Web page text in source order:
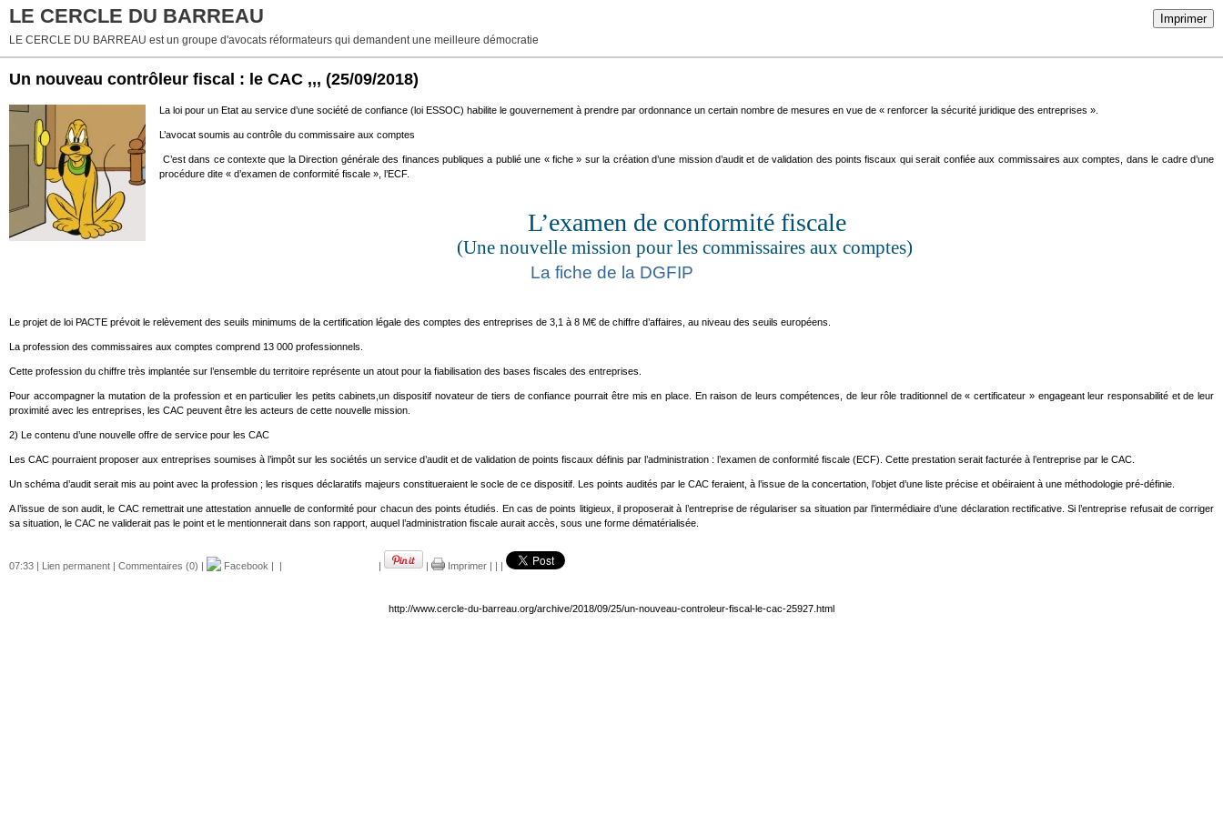
Imprimer
LE CERCLE DU BARREAU
LE CERCLE DU BARREAU est un groupe d'avocats réformateurs qui demandent une meilleure démocratie
Un nouveau contrôleur fiscal : le CAC ,,, (25/09/2018)
La loi pour un Etat au service d’une société de confiance (loi ESSOC) habilite le gouvernement à prendre par ordonnance un certain nombre de mesures en vue de « renforcer la sécurité juridique des entreprises ».
L’avocat soumis au contrôle du commissaire aux comptes
C’est dans ce contexte que la Direction générale des finances publiques a publié une « fiche » sur la création d’une mission d’audit et de validation des points fiscaux qui serait confiée aux commissaires aux comptes, dans le cadre d’une
procédure dite « d’examen de conformité fiscale », l’ECF.
L’examen de conformité fiscale
(Une nouvelle mission pour les commissaires aux comptes)
La fiche de la DGFIP
Le projet de loi PACTE prévoit le relèvement des seuils minimums de la certification légale des comptes des entreprises de 3,1 à 8 M€ de chiffre d’affaires, au niveau des seuils européens.
La profession des commissaires aux comptes comprend 13 000 professionnels.
Cette profession du chiffre très implantée sur l’ensemble du territoire représente un atout pour la fiabilisation des bases fiscales des entreprises.
Pour accompagner la mutation de la profession et en particulier les petits cabinets,un dispositif novateur de tiers de confiance pourrait être mis en place. En raison de leurs compétences, de leur rôle traditionnel de « certificateur » engageant leur responsabilité et de leur
proximité avec les entreprises, les CAC peuvent être les acteurs de cette nouvelle mission.
2) Le contenu d’une nouvelle offre de service pour les CAC
Les CAC pourraient proposer aux entreprises soumises à l’impôt sur les sociétés un service d’audit et de validation de points fiscaux définis par l’administration : l’examen de conformité fiscale (ECF). Cette prestation serait facturée à l’entreprise par le CAC.
Un schéma d’audit serait mis au point avec la profession ; les risques déclaratifs majeurs constitueraient le socle de ce dispositif. Les points audités par le CAC feraient, à l’issue de la concertation, l’objet d’une liste précise et obéiraient à une méthodologie pré-définie.
A l’issue de son audit, le CAC remettrait une attestation annuelle de conformité pour chacun des points étudiés. En cas de points litigieux, il proposerait à l’entreprise de régulariser sa situation par l’intermédiaire d’une déclaration rectificative. Si l’entreprise refusait de corriger
sa situation, le CAC ne validerait pas le point et le mentionnerait dans son rapport, auquel l’administration fiscale aurait accès, sous une forme dématérialisée.
07:33 | Lien permanent | Commentaires (0) | Facebook | | | | Imprimer | | |
http://www.cercle-du-barreau.org/archive/2018/09/25/un-nouveau-controleur-fiscal-le-cac-25927.html